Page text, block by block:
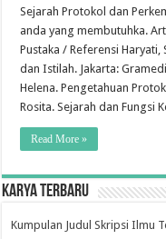
Sejarah Protokol dan
anda yang membutuhka.
Pustaka / Referensi
dan Istilah. Jakarta:
Helena. Pengetahuan
Rosita. Sejarah dan Fungsi
Read More »
Karya Terbaru
Kumpulan Judul Skripsi Ilmu